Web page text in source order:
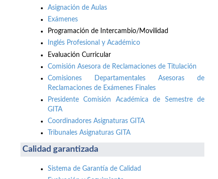
Asignación de Aulas
Exámenes
Programación de Intercambio/Movilidad
Inglés Profesional y Académico
Evaluación Curricular
Comisión Asesora de Reclamaciones de Titulación
Comisiones Departamentales Asesoras de
Reclamaciones de Exámenes Finales
Presidente Comisión Académica de Semestre de
GITA
Coordinadores Asignaturas GITA
Tribunales Asignaturas GITA
Calidad garantizada
Sistema de Garantía de Calidad